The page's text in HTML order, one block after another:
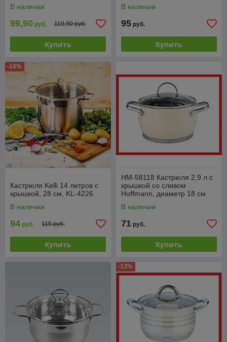
В наличии
99,90 руб. 119,90 руб.
Купить
В наличии
95 руб.
Купить
-18%
Кастрюля Kelli 14 литров с
крышкой, 28 см, KL-4226
В наличии
94 руб. 115 руб.
Купить
HM-58118 Кастрюля 2,9 л с
крышкой со сливом
Hoffmann, диаметр 18 см
В наличии
71 руб.
Купить
-13%